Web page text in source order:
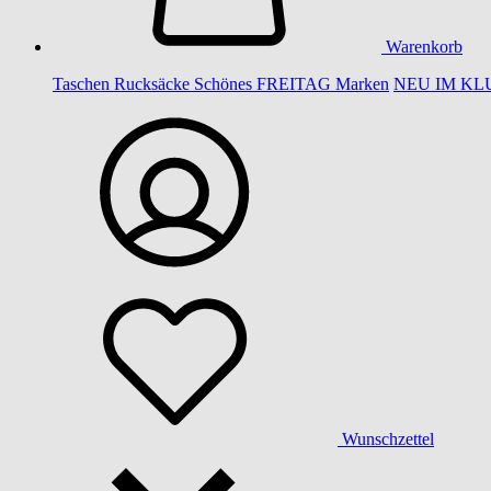
Warenkorb
Taschen Rucksäcke Schönes FREITAG Marken NEU IM
Wunschzettel